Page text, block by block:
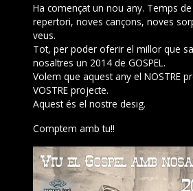
Ha començat un nou any. Temps
repertori, noves cançons, noves
veus.
Tot, per poder oferir el millor que
nosaltres un 2014 de GOSPEL.
Volem que aquest any el NOSTRE
VOSTRE projecte.
Aquest és el nostre desig.
Comptem amb tu!!